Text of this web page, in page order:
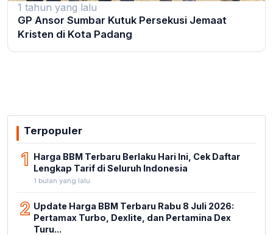
1 tahun yang lalu
GP Ansor Sumbar Kutuk Persekusi Jemaat
Kristen di Kota Padang
Terpopuler
1 Harga BBM Terbaru Berlaku Hari Ini, Cek Daftar
Lengkap Tarif di Seluruh Indonesia
1 bulan yang lalu
2 Update Harga BBM Terbaru Rabu 8 Juli 2026:
Pertamax Turbo, Dexlite, dan Pertamina Dex
Turu...